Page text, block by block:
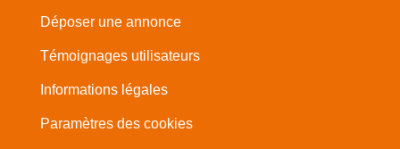
Déposer une annonce
Témoignages utilisateurs
Informations légales
Paramètres des cookies